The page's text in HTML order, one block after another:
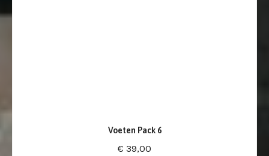
Voeten Pack 6
€ 39,00